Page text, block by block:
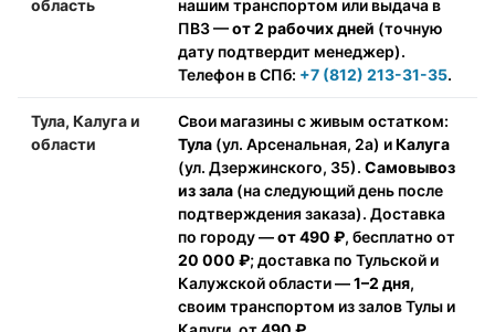
область
нашим транспортом или выдача в
ПВЗ —от 2 рабочих дней (точную
дату подтвердит менеджер).
Телефон в СПб: +7 (812) 213-31-35.
Тула, Калуга и
области
Свои магазины с живым остатком:
Тула (ул. Арсенальная, 2а) иКалуга
(ул. Дзержинского, 35). Самовывоз
из зала (на следующий день после
подтверждения заказа). Доставка
по городу —от 490 ₽, бесплатно от
20 000 ₽; доставка по Тульской и
Калужской области —1–2 дня,
своим транспортом из залов Тулы и